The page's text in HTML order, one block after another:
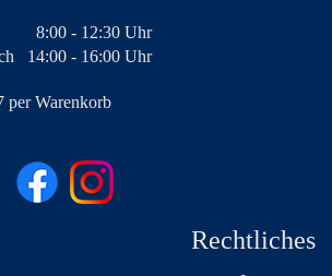
8:00 - 12:30 Uhr
14:00 - 16:00 Uhr
per Warenkorb
Rechtliches